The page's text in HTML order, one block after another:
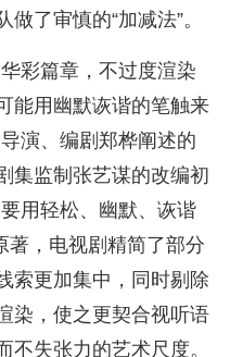
了审慎的“加减法”。
彩篇章，不过度渲染
能用幽默诙谐的笔触来
演、编剧郑桦阐述的
集监制张艺谋的改编初
用轻松、幽默、诙谐
著，电视剧精简了部分
索更加集中，同时剔除
染，使之更契合视听语
失张力的艺术尺度。